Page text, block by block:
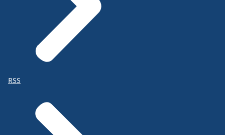
RSS